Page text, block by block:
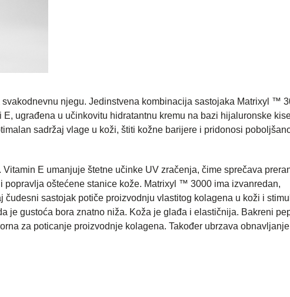
njegu. Jedinstvena kombinacija sastojaka Matrixyl ™
ugrađena u učinkovitu hidratantnu kremu na bazi hijaluronske
sadržaj vlage u koži, štiti kožne barijere i pridonosi
E umanjuje štetne učinke UV zračenja, čime sprečava
oštećene stanice kože. Matrixyl ™ 3000 ima izvanredan,
sastojak potiče proizvodnju vlastitog kolagena u koži i
je gustoća bora znatno niža. Koža je glađa i elastičnija. Bakreni
za poticanje proizvodnje kolagena. Također ubrzava